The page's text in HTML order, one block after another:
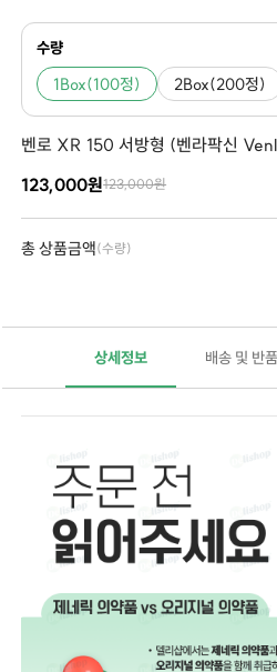
수량
1Box(100정) 2Box(200정)
벤로 XR 150 서방형 (벤라팍신
123,000원123,000원
총 상품금액(수량)
상세정보 배송 및 반